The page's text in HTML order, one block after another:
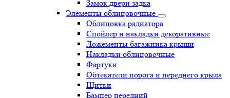
Замок двери задка
Элементы облицовочные
Облицовка радиатора
Спойлер и накладки декоративные
Ложементы багажника крыши
Накладки облицовочные
Фартуки
Обтекатели порога и переднего крыла
Щитки
Бампер передний